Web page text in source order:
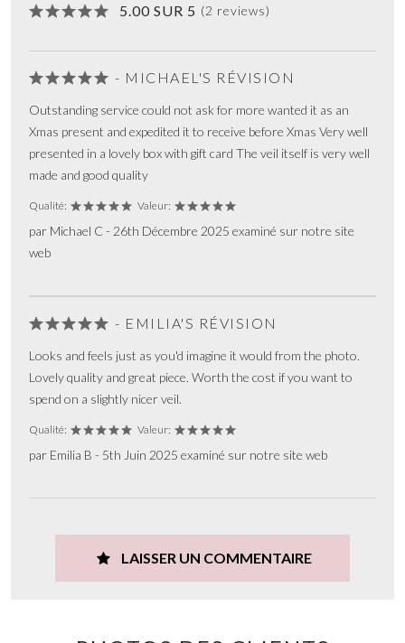
5.00 SUR 5 (2 reviews)
- MICHAEL'S RÉVISION
Outstanding service could not ask for more wanted it as an
Xmas present and expedited it to receive before Xmas Very well
presented in a lovely box with gift card The veil itself is very well
made and good quality
Qualité: Valeur:
par Michael C - 26th Décembre 2025 examiné sur notre site
web
- EMILIA'S RÉVISION
Looks and feels just as you'd imagine it would from the photo.
Lovely quality and great piece. Worth the cost if you want to
spend on a slightly nicer veil.
Qualité: Valeur:
par Emilia B - 5th Juin 2025 examiné sur notre site web
LAISSER UN COMMENTAIRE